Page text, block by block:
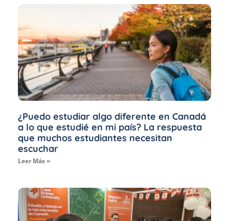
¿Puedo estudiar algo diferente en Canadá
a lo que estudié en mi país? La respuesta
que muchos estudiantes necesitan
escuchar
Leer Más »